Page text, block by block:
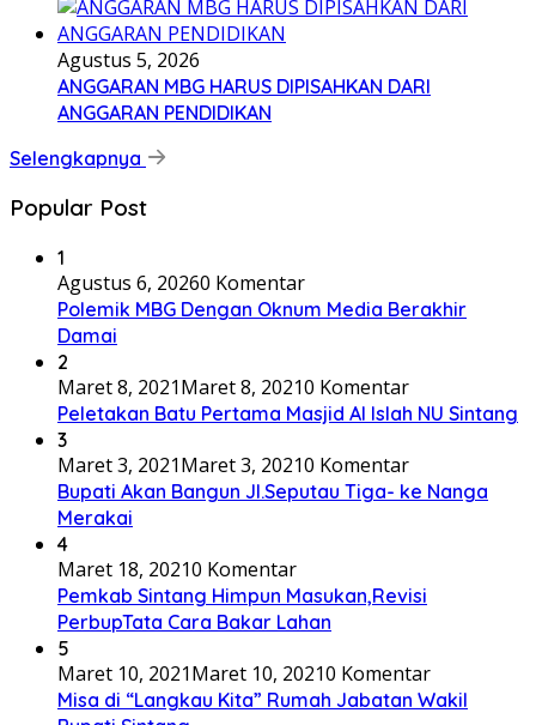
Agustus 5, 2026
ANGGARAN MBG HARUS DIPISAHKAN DARI
ANGGARAN PENDIDIKAN
Selengkapnya
Popular Post
1
Agustus 6, 20260 Komentar
Polemik MBG Dengan Oknum Media Berakhir
Damai
2
Maret 8, 2021Maret 8, 20210 Komentar
Peletakan Batu Pertama Masjid Al Islah NU Sintang
3
Maret 3, 2021Maret 3, 20210 Komentar
Bupati Akan Bangun Jl.Seputau Tiga- ke Nanga
Merakai
4
Maret 18, 20210 Komentar
Pemkab Sintang Himpun Masukan,Revisi
PerbupTata Cara Bakar Lahan
5
Maret 10, 2021Maret 10, 20210 Komentar
Misa di “Langkau Kita” Rumah Jabatan Wakil